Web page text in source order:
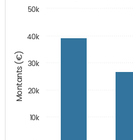
Montants (€)
10k
20k
30k
40k
50k